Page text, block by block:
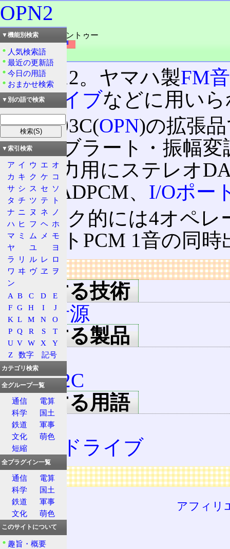
OPN2
読み：オウピーエントゥー
外語：OPN2
品詞：商品名
YM2612。ヤマハ製FM
ガドライブなどに用い
YM2203C(OPN)の拡張
し、ビブラート・振幅
音声出力用にステレオ
PSG とADPCM、 I/Oポー
スペック的には4オペレ
+8ビットPCM 1音の同
リンク
所属する技術
FM音源
関連する製品
OPN
OPN2C
関連する用語
LFO
メガドライブ
広告
アフィリ
▼機能別検索
人気検索語
最近の更新語
今日の用語
おまかせ検索
▼別の語で検索
▼索引検索
ア イ ウ エ オ
カ キ ク ケ コ
サ シ ス セ ソ
タ チ ツ テ
ト
ナ ニ ヌ ネ
ノ
ハ ヒ フ ヘ ホ
マ ミ ム メ
モ
ヤ
ユ
ヨ
ラ
リ ル レ ロ
ワ ヰ ヴ ヱ
ヲ
ン
A B C D
E
F G H I
J
K L M N
O
P Q R S
T
U V W X
Y
Z
数字 記号
カテゴリ検索
全グループ一覧
通信
電算
科学
国土
鉄道
軍事
文化
萌色
短縮
全プラグイン一覧
通信
電算
科学
国土
鉄道
軍事
文化
萌色
このサイトについて
趣旨・概要